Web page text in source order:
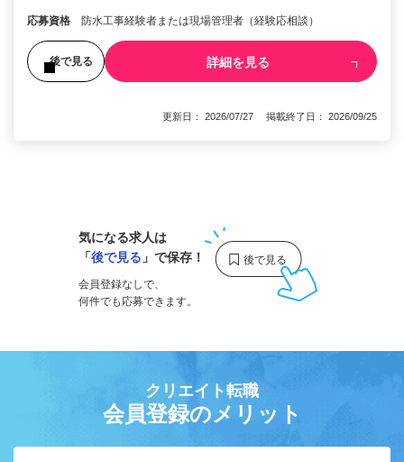
応募資格 防水工事経験者または現場管理者（経験応相談）
後で見る 詳細を見る
更新日： 2026/07/27 掲載終了日： 2026/09/25
気になる求人は
「後で見る 」で保存！
会員登録なしで、
何件でも応募できます。
クリエイト転職
会員登録のメリット